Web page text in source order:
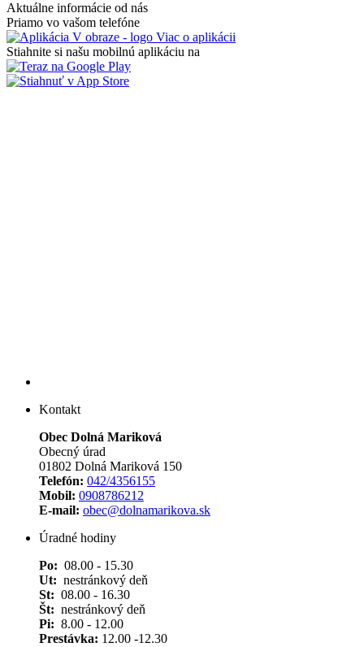
Aktuálne informácie od nás
Priamo vo vašom telefóne
Viac o aplikácii
Stiahnite si našu mobilnú aplikáciu na
Kontakt
Obec Dolná Mariková
Obecný úrad
01802 Dolná Mariková 150
Telefón: 042/4356155
Mobil: 0908786212
E-mail: obec@dolnamarikova.sk
Úradné hodiny
Po: 08.00 - 15.30
Ut: nestránkový deň
St: 08.00 - 16.30
Št: nestránkový deň
Pi: 8.00 - 12.00
Prestávka: 12.00 -12.30